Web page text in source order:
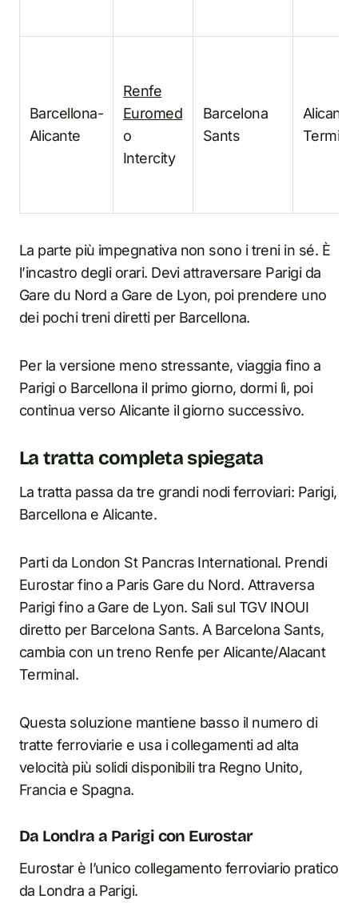
Barcellona-
Alicante
Renfe
Euromed
o
Intercity
Barcelona
Sants
Terminal
La parte più impegnativa non sono i treni in sé. È
l’incastro degli orari. Devi attraversare Parigi da
Gare du Nord a Gare de Lyon, poi prendere uno
dei pochi treni diretti per Barcellona.
Per la versione meno stressante, viaggia fino a
Parigi o Barcellona il primo giorno, dormi lì, poi
continua verso Alicante il giorno successivo.
La tratta completa spiegata
La tratta passa da tre grandi nodi ferroviari: Parigi,
Barcellona e Alicante.
Parti da London St Pancras International. Prendi
Eurostar fino a Paris Gare du Nord. Attraversa
Parigi fino a Gare de Lyon. Sali sul TGV INOUI
diretto per Barcelona Sants. A Barcelona Sants,
cambia con un treno Renfe per Alicante/Alacant
Terminal.
Questa soluzione mantiene basso il numero di
tratte ferroviarie e usa i collegamenti ad alta
velocità più solidi disponibili tra Regno Unito,
Francia e Spagna.
Da Londra a Parigi con Eurostar
Eurostar è l’unico collegamento ferroviario pratico
da Londra a Parigi.